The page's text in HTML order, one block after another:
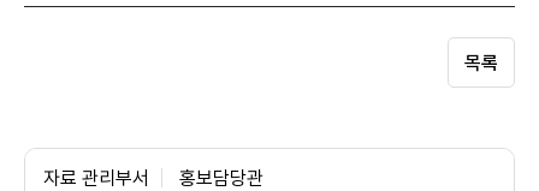
목록
자료 관리부서
홍보담당관